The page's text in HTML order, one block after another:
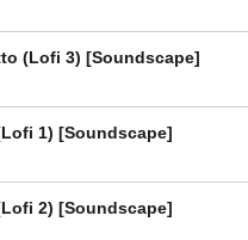
(Lofi 3) [Soundscape]
1) [Soundscape]
2) [Soundscape]